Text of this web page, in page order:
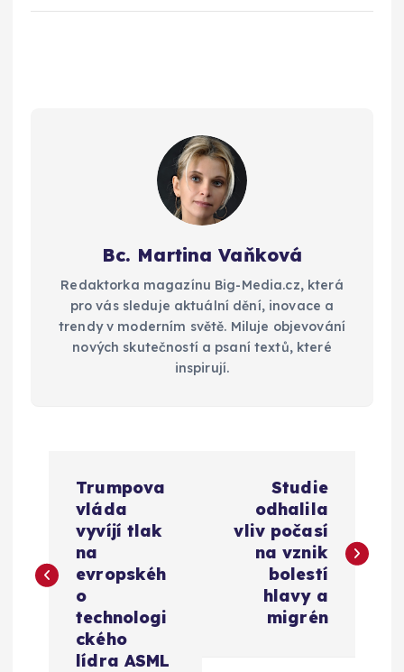
Bc. Martina Vaňková
Redaktorka magazínu Big-Media.cz, která
pro vás sleduje aktuální dění, inovace a
trendy v moderním světě. Miluje objevování
nových skutečností a psaní textů, které
inspirují.
v
Trumpova
vláda
vyvíjí tlak
na
evropskéh
o
technologi
ckého
lídra ASML
Studie
odhalila
vliv počasí
na vznik
bolestí
hlavy a
migrén